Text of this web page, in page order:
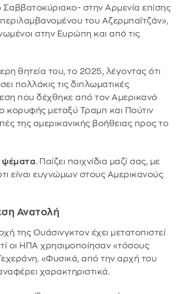
στην Αρμενία επίσης
του Αζερμπαϊτζάν»,
στην Ευρώπη και από τις
θητεία του, το 2025, λέγοντας ότι
πολλάκις τις διπλωματικές
που δέχθηκε από τον Αμερικανό
κορυφής μεταξύ Τραμπ και Πούτιν
της αμερικανικής βοήθειας προς το
ψέματα. Παίζει παιχνίδια μαζί σας, με
είναι ευγνώμων στους Αμερικανούς
Ανατολή
της Ουάσινγκτον έχει μετατοπιστεί
οι ΗΠΑ χρησιμοποίησαν «τόσους
«Φυσικά, από την αρχή του
χαρακτηριστικά.